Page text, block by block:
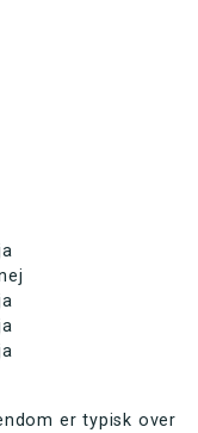
er typisk over